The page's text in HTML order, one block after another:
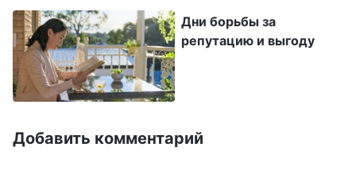
умах людей?“ Это первое, о чем они думают,
и это является достаточным
доказательством того, что они обладают
характером и сущностью антихристов; вот
почему они рассматривают вещи таким
Дни борьбы за
репутацию и выгоду
Добавить комментарий